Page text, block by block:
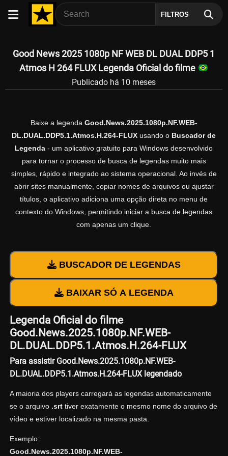
FILTROS
Good News 2025 1080p NF WEB DL DUAL DDP5 1
Atmos H 264 FLUX Legenda Oficial do filme
Publicado há 10 meses
Baixe a legenda Good.News.2025.1080p.NF.WEB-
DL.DUAL.DDP5.1.Atmos.H.264-FLUX usando o Buscador de
Legenda - um aplicativo gratuito para Windows desenvolvido
para tornar o processo de busca de legendas muito mais
simples, rápido e integrado ao sistema operacional. Ao invés de
abrir sites manualmente, copiar nomes de arquivos ou ajustar
títulos, o aplicativo adiciona uma opção direta no menu de
contexto do Windows, permitindo iniciar a busca de legendas
com apenas um clique.
BUSCADOR DE LEGENDAS
BAIXAR SÓ A LEGENDA
Legenda Oficial do filme
Good.News.2025.1080p.NF.WEB-
DL.DUAL.DDP5.1.Atmos.H.264-FLUX
Para assistir Good.News.2025.1080p.NF.WEB-
DL.DUAL.DDP5.1.Atmos.H.264-FLUX legendado
A maioria dos players carregará as legendas automaticamente
se o arquivo .srttiver exatamente o mesmo nome do arquivo de
vídeo e estiver localizado na mesma pasta.
Exemplo:
Good.News.2025.1080p.NF.WEB-